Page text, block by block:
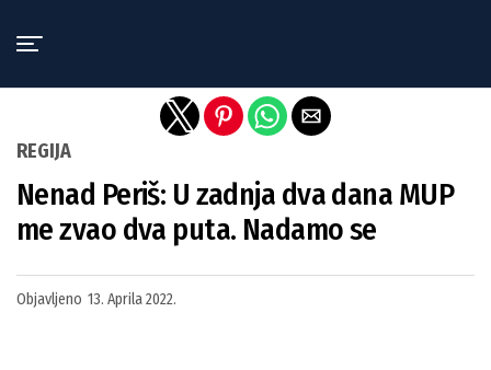
REGIJA
Nenad Periš: U zadnja dva dana MUP
me zvao dva puta. Nadamo se
Objavljeno 13. Aprila 2022.